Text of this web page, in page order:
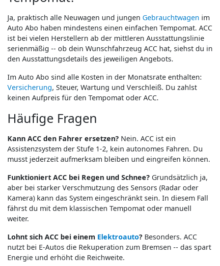
Ja, praktisch alle Neuwagen und jungen Gebrauchtwagen im
Auto Abo haben mindestens einen einfachen Tempomat. ACC
ist bei vielen Herstellern ab der mittleren Ausstattungslinie
serienmäßig -- ob dein Wunschfahrzeug ACC hat, siehst du in
den Ausstattungsdetails des jeweiligen Angebots.
Im Auto Abo sind alle Kosten in der Monatsrate enthalten:
Versicherung, Steuer, Wartung und Verschleiß. Du zahlst
keinen Aufpreis für den Tempomat oder ACC.
Häufige Fragen
Kann ACC den Fahrer ersetzen? Nein. ACC ist ein
Assistenzsystem der Stufe 1-2, kein autonomes Fahren. Du
musst jederzeit aufmerksam bleiben und eingreifen können.
Funktioniert ACC bei Regen und Schnee? Grundsätzlich ja,
aber bei starker Verschmutzung des Sensors (Radar oder
Kamera) kann das System eingeschränkt sein. In diesem Fall
fährst du mit dem klassischen Tempomat oder manuell
weiter.
Lohnt sich ACC bei einem Elektroauto? Besonders. ACC
nutzt bei E-Autos die Rekuperation zum Bremsen -- das spart
Energie und erhöht die Reichweite.